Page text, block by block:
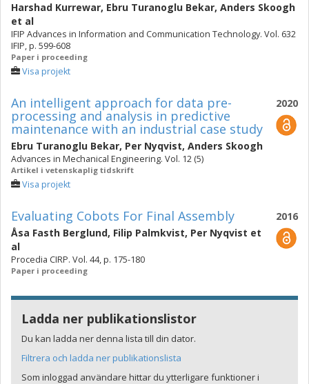
Harshad Kurrewar, Ebru Turanoglu Bekar, Anders Skoogh
et al
IFIP Advances in Information and Communication Technology. Vol. 632
IFIP, p. 599-608
Paper i proceeding
Visa projekt
2020
An intelligent approach for data pre-
processing and analysis in predictive
maintenance with an industrial case study
Ebru Turanoglu Bekar, Per Nyqvist, Anders Skoogh
Advances in Mechanical Engineering. Vol. 12 (5)
Artikel i vetenskaplig tidskrift
Visa projekt
2016
Evaluating Cobots For Final Assembly
Åsa Fasth Berglund, Filip Palmkvist, Per Nyqvist et
al
Procedia CIRP. Vol. 44, p. 175-180
Paper i proceeding
Ladda ner publikationslistor
Du kan ladda ner denna lista till din dator.
Filtrera och ladda ner publikationslista
Som inloggad användare hittar du ytterligare funktioner i